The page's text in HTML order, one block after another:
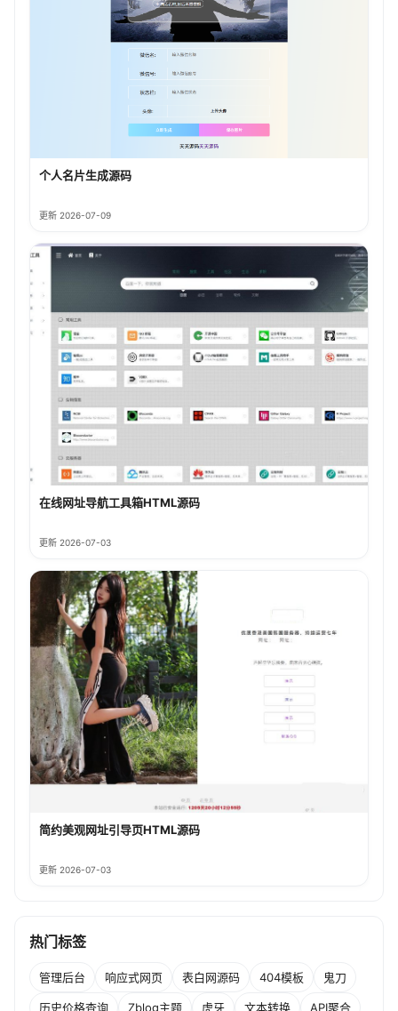
个人名片生成源码
更新 2026-07-09
在线网址导航工具箱HTML源码
更新 2026-07-03
简约美观网址引导页HTML源码
更新 2026-07-03
热门标签
管理后台 响应式网页 表白网源码 404模板 鬼刀
历史价格查询 Zblog主题 虎牙 文本转换 API聚合